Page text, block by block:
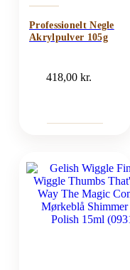
Professionelt Negle
Akrylpulver 105g
418,00kr.